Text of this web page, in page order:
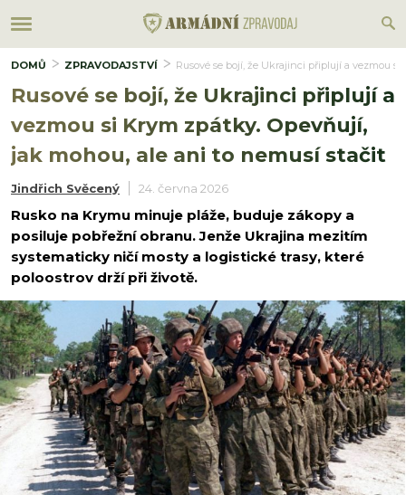
DOMŮ ZPRAVODAJSTVÍ Rusové se bojí, že Ukrajinci připlují a vezmou
Rusové se bojí, že Ukrajinci připlují a
vezmou si Krym zpátky. Opevňují,
jak mohou, ale ani to nemusí stačit
Jindřich Svěcený 24. června 2026
Rusko na Krymu minuje pláže, buduje zákopy a
posiluje pobřežní obranu. Jenže Ukrajina mezitím
systematicky ničí mosty a logistické trasy, které
poloostrov drží při životě.